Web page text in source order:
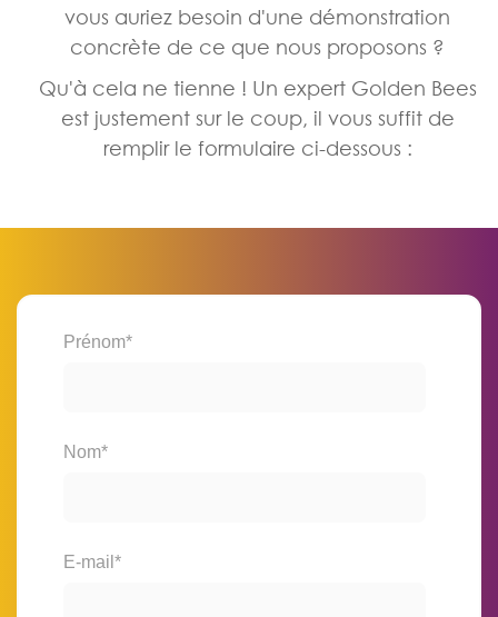
vous auriez besoin d'une démonstration
concrète de ce que nous proposons ?
Qu'à cela ne tienne ! Un expert Golden Bees
est justement sur le coup, il vous suffit de
remplir le formulaire ci-dessous :
Prénom*
Nom*
E-mail *